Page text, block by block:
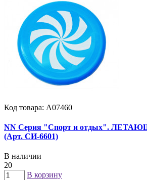
Код товара: А07460
NN Серия "Спорт и отдых".
(Арт. СИ-6601)
В наличии
20
В корзину